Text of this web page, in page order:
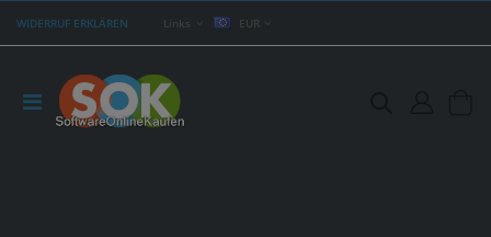
WIDERRUF ERKLÄREN Links EUR